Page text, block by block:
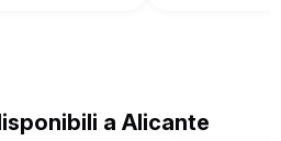
a Alicante